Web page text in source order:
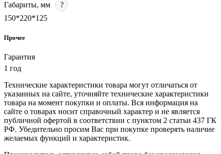
Габариты, мм
?
150*220*125
Прочее
Гарантия
1 год
Технические характеристики товара могут отличаться от
указанных на сайте, уточняйте технические характеристики
товара на момент покупки и оплаты. Вся информация на
сайте о товарах носит справочный характер и не является
публичной офертой в соответствии с пунктом 2 статьи 437 ГК
РФ. Убедительно просим Вас при покупке проверять наличие
желаемых функций и характеристик.